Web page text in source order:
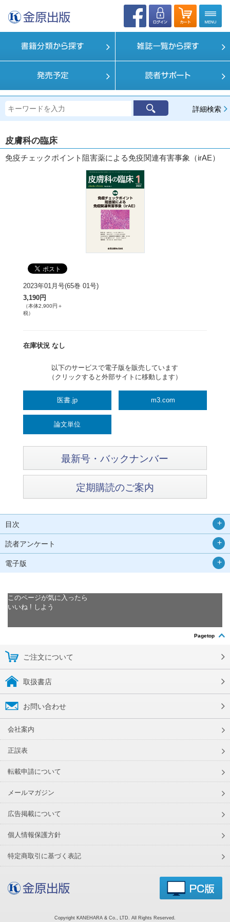
詳細検索
皮膚科の臨床
免疫チェックポイント阻害薬による免疫関連有害事象（irAE）
2023年01月号(65巻 01号)
3,190円
（本体2,900円＋
税）
在庫状況 なし
以下のサービスで電子版を販売しています
（クリックすると外部サイトに移動します）
医書.jp m3.com
論文単位
最新号・バックナンバー
定期購読のご案内
目次
読者アンケート
電子版
このページが気に入ったら
いいね ! しよう
Pagetop
ご注文について
取扱書店
お問い合わせ
会社案内
正誤表
転載申請について
メールマガジン
広告掲載について
個人情報保護方針
特定商取引に基づく表記
Copyright KANEHARA & Co., LTD. All Rights Reserved.